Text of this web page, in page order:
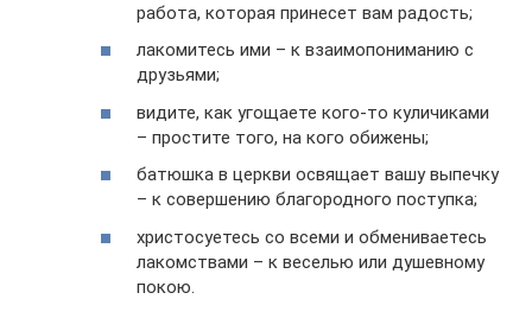
работа, которая принесет вам радость;
лакомитесь ими – к взаимопониманию с
друзьями;
видите, как угощаете кого-то куличиками
– простите того, на кого обижены;
батюшка в церкви освящает вашу выпечку
– к совершению благородного поступка;
христосуетесь со всеми и обмениваетесь
лакомствами – к веселью или душевному
покою.